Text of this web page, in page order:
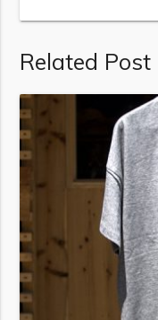
Related Post